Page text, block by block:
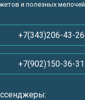
и полезных мелочей
+7(343)206-43-26
+7(902)150-36-31